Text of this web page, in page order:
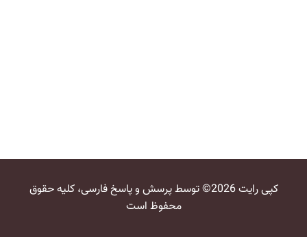
کپی رایت 2026© توسط پرسش و پاسخ فارسی، کلیه حقوق
محفوظ است